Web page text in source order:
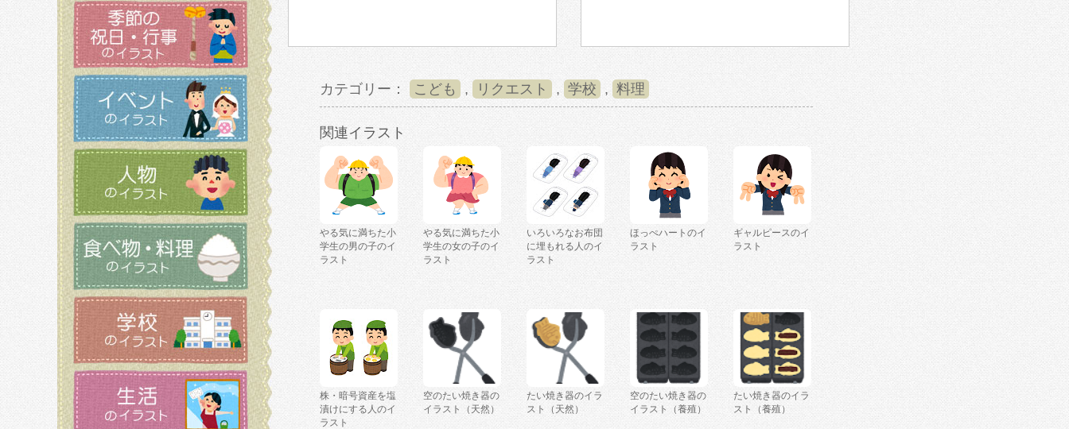
カテゴリー： こども , リクエスト , 学校 , 料理
関連イラスト
やる気に満ちた小
学生の男の子のイ
ラスト
やる気に満ちた小
学生の女の子のイ
ラスト
いろいろなお布団
に埋もれる人のイ
ラスト
ほっぺハートのイ
ラスト
ギャルピースのイ
ラスト
株・暗号資産を塩
漬けにする人のイ
ラスト
空のたい焼き器の
イラスト（天然）
たい焼き器のイラ
スト（天然）
空のたい焼き器の
イラスト（養殖）
たい焼き器のイラ
スト（養殖）